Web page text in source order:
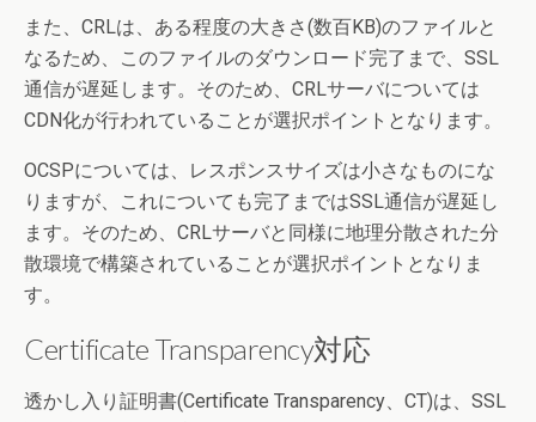
また、CRLは、ある程度の大きさ(数百KB)のファイルと
なるため、このファイルのダウンロード完了まで、SSL
通信が遅延します。そのため、CRLサーバについては
CDN化が行われていることが選択ポイントとなります。
OCSPについては、レスポンスサイズは小さなものにな
りますが、これについても完了まではSSL通信が遅延し
ます。そのため、CRLサーバと同様に地理分散された分
散環境で構築されていることが選択ポイントとなりま
す。
Certificate Transparency対応
透かし入り証明書(Certificate Transparency、CT)は、SSL